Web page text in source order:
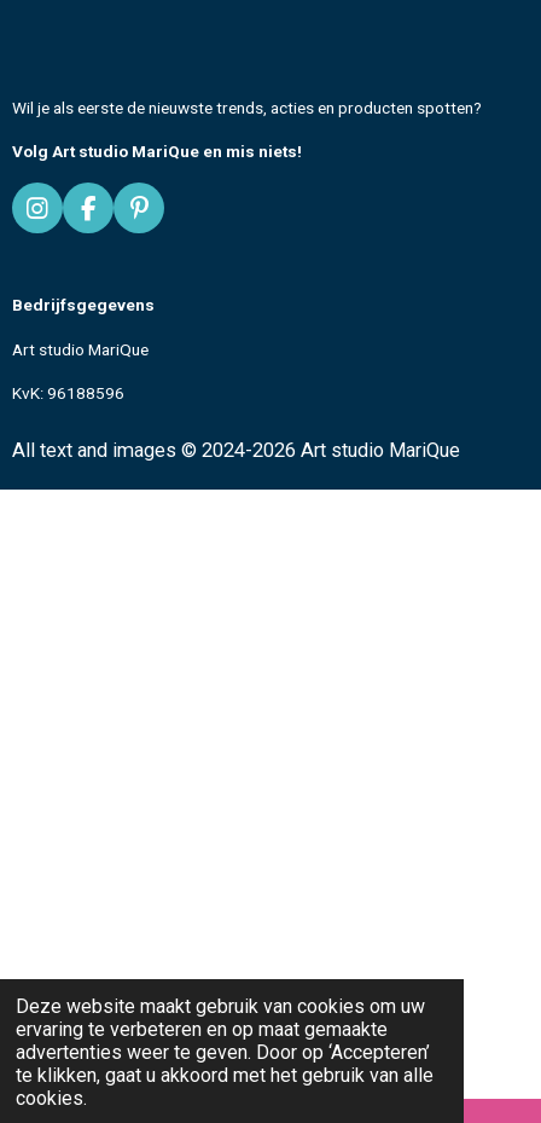
Deze website maakt gebruik van cookies om uw
ervaring te verbeteren en op maat gemaakte
advertenties weer te geven. Door op ‘Accepteren’
te klikken, gaat u akkoord met het gebruik van alle
cookies.
Wil je als eerste de nieuwste trends, acties en producten spotten?
Volg Art studio MariQue en mis niets!
I
n
a
r
m
F
a
b
o
P
i
e
e
Bedrijfsgegevens
Art studio MariQue
KvK: 96188596
All text and images © 2024-2026 Art studio MariQue